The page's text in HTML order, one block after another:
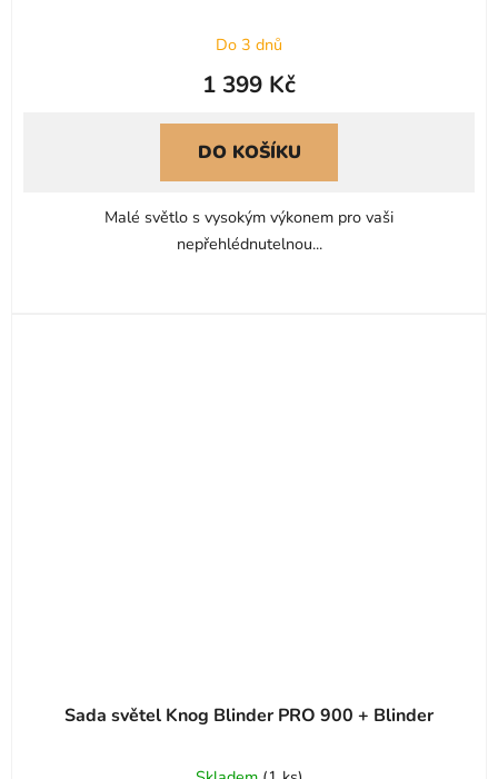
Do 3 dnů
1 399 Kč
DO KOŠÍKU
Malé světlo s vysokým výkonem pro vaši
nepřehlédnutelnou...
Sada světel Knog Blinder PRO 900 + Blinder